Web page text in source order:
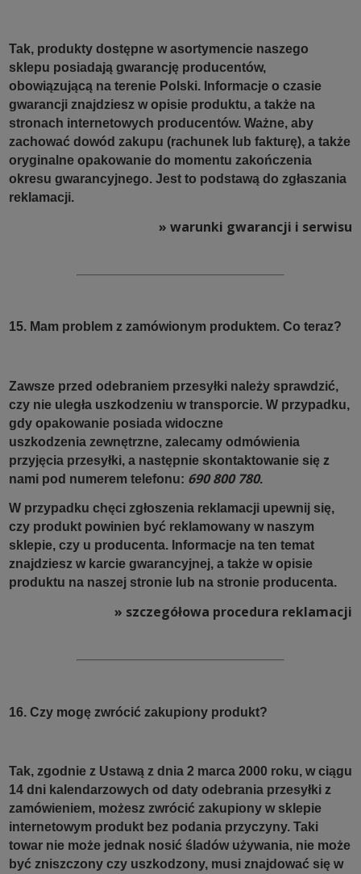
Tak, produkty dostępne w asortymencie naszego
sklepu posiadają gwarancję producentów,
obowiązującą na terenie Polski. Informacje o czasie
gwarancji znajdziesz w opisie produktu, a także na
stronach internetowych producentów. Ważne, aby
zachować dowód zakupu (rachunek lub fakturę), a także
oryginalne opakowanie do momentu zakończenia
okresu gwarancyjnego. Jest to podstawą do zgłaszania
reklamacji.
» warunki gwarancji i serwisu
15. Mam problem z zamówionym produktem. Co teraz?
Zawsze przed odebraniem przesyłki należy sprawdzić,
czy nie uległa uszkodzeniu w transporcie. W przypadku,
gdy opakowanie posiada widoczne
uszkodzenia zewnętrzne, zalecamy odmówienia
przyjęcia przesyłki, a następnie skontaktowanie się z
nami pod numerem telefonu: 690 800 780.
W przypadku chęci zgłoszenia reklamacji upewnij się,
czy produkt powinien być reklamowany w naszym
sklepie, czy u producenta. Informacje na ten temat
znajdziesz w karcie gwarancyjnej, a także w opisie
produktu na naszej stronie lub na stronie producenta.
» szczegółowa procedura reklamacji
16. Czy mogę zwrócić zakupiony produkt?
Tak, zgodnie z Ustawą z dnia 2 marca 2000 roku, w ciągu
14 dni kalendarzowych od daty odebrania przesyłki z
zamówieniem, możesz zwrócić zakupiony w sklepie
internetowym produkt bez podania przyczyny. Taki
towar nie może jednak nosić śladów używania, nie może
być zniszczony czy uszkodzony, musi znajdować się w